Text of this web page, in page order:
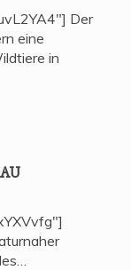
Der
eine
in